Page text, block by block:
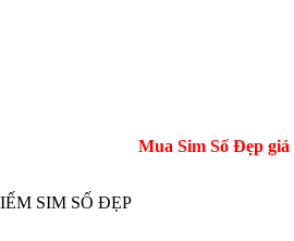
Mua Sim Số Đẹp giá gốc tại
SIM SỐ ĐẸP